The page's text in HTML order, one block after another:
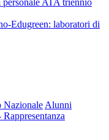
ATA triennio
Edugreen: laboratori di
Nazionale Alunni